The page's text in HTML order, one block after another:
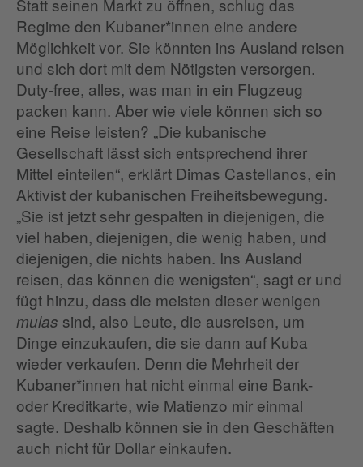
Statt seinen Markt zu öffnen, schlug das
Regime den Kubaner*innen eine andere
Möglichkeit vor. Sie könnten ins Ausland reisen
und sich dort mit dem Nötigsten versorgen.
Duty-free, alles, was man in ein Flugzeug
packen kann. Aber wie viele können sich so
eine Reise leisten? „Die kubanische
Gesellschaft lässt sich entsprechend ihrer
Mittel einteilen“, erklärt Dimas Castellanos, ein
Aktivist der kubanischen Freiheitsbewegung.
„Sie ist jetzt sehr gespalten in diejenigen, die
viel haben, diejenigen, die wenig haben, und
diejenigen, die nichts haben. Ins Ausland
reisen, das können die wenigsten“, sagt er und
fügt hinzu, dass die meisten dieser wenigen
mulas sind, also Leute, die ausreisen, um
Dinge einzukaufen, die sie dann auf Kuba
wieder verkaufen. Denn die Mehrheit der
Kubaner*innen hat nicht einmal eine Bank-
oder Kreditkarte, wie Matienzo mir einmal
sagte. Deshalb können sie in den Geschäften
auch nicht für Dollar einkaufen.